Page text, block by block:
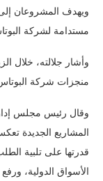
ويهدف المشروعان إلى
مستدامة لشركة البوتاس،
وأشار جلالته، خلال
منجزات شركة
وقال رئيس مجلس
المشاريع الجديدة
قدرتها على تلبية
الأسواق الدولية،